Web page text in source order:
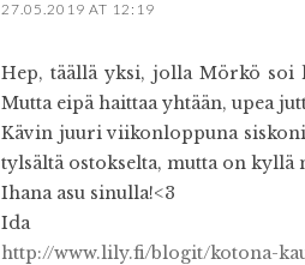
27.05.2019 AT 12:19
Hep, täällä yksi, jolla Mörkö soi
Mutta eipä haittaa yhtään, upea
Kävin juuri viikonloppuna siskoni
tylsältä ostokselta, mutta on kyllä
Ihana asu sinulla!<3
Ida
http://www.lily.fi/blogit/kotona-